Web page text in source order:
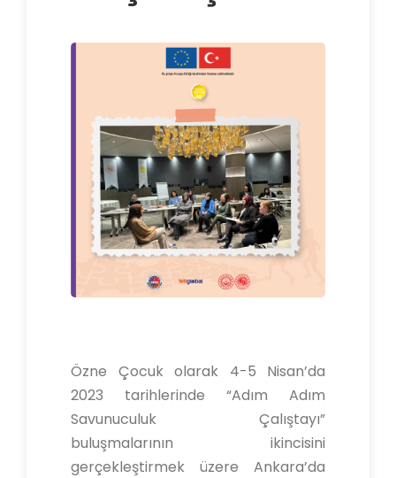
Özne Çocuk olarak 4-5 Nisan’da
2023 tarihlerinde “Adım Adım
Savunuculuk Çalıştayı”
buluşmalarının ikincisini
gerçekleştirmek üzere Ankara’da